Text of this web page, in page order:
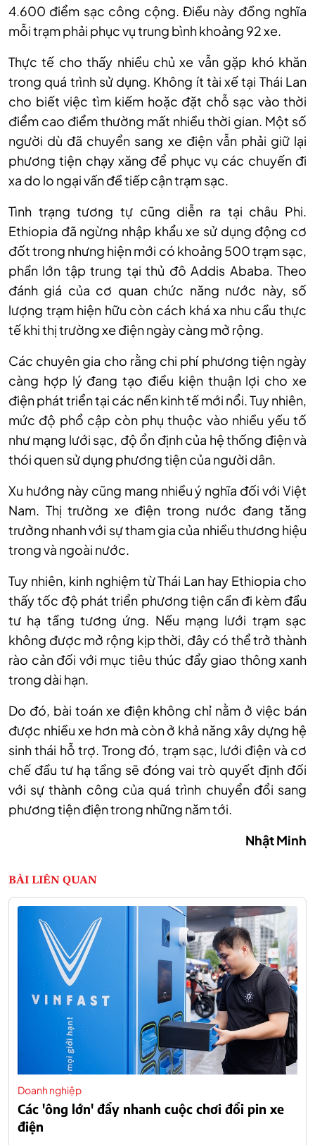
4.600 điểm sạc công cộng. Điều này đồng nghĩa
mỗi trạm phải phục vụ trung bình khoảng 92 xe.
Thực tế cho thấy nhiều chủ xe vẫn gặp khó khăn
trong quá trình sử dụng. Không ít tài xế tại Thái Lan
cho biết việc tìm kiếm hoặc đặt chỗ sạc vào thời
điểm cao điểm thường mất nhiều thời gian. Một số
người dù đã chuyển sang xe điện vẫn phải giữ lại
phương tiện chạy xăng để phục vụ các chuyến đi
xa do lo ngại vấn đề tiếp cận trạm sạc.
Tình trạng tương tự cũng diễn ra tại châu Phi.
Ethiopia đã ngừng nhập khẩu xe sử dụng động cơ
đốt trong nhưng hiện mới có khoảng 500 trạm sạc,
phần lớn tập trung tại thủ đô Addis Ababa. Theo
đánh giá của cơ quan chức năng nước này, số
lượng trạm hiện hữu còn cách khá xa nhu cầu thực
tế khi thị trường xe điện ngày càng mở rộng.
Các chuyên gia cho rằng chi phí phương tiện ngày
càng hợp lý đang tạo điều kiện thuận lợi cho xe
điện phát triển tại các nền kinh tế mới nổi. Tuy nhiên,
mức độ phổ cập còn phụ thuộc vào nhiều yếu tố
như mạng lưới sạc, độ ổn định của hệ thống điện và
thói quen sử dụng phương tiện của người dân.
Xu hướng này cũng mang nhiều ý nghĩa đối với Việt
Nam. Thị trường xe điện trong nước đang tăng
trưởng nhanh với sự tham gia của nhiều thương hiệu
trong và ngoài nước.
Tuy nhiên, kinh nghiệm từ Thái Lan hay Ethiopia cho
thấy tốc độ phát triển phương tiện cần đi kèm đầu
tư hạ tầng tương ứng. Nếu mạng lưới trạm sạc
không được mở rộng kịp thời, đây có thể trở thành
rào cản đối với mục tiêu thúc đẩy giao thông xanh
trong dài hạn.
Do đó, bài toán xe điện không chỉ nằm ở việc bán
được nhiều xe hơn mà còn ở khả năng xây dựng hệ
sinh thái hỗ trợ. Trong đó, trạm sạc, lưới điện và cơ
chế đầu tư hạ tầng sẽ đóng vai trò quyết định đối
với sự thành công của quá trình chuyển đổi sang
phương tiện điện trong những năm tới.
Nhật Minh
BÀI LIÊN QUAN
Doanh nghiệp
Các 'ông lớn' đẩy nhanh cuộc chơi đổi pin xe
điện